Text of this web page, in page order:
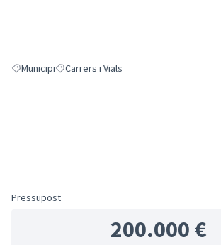
Resultats en filtrar per: Municipi
MunicipiResultats en filtrar per: Carrers i Vials
Carrers i Vials
Pressupost
200.000 €